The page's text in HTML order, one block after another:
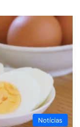
Notícias